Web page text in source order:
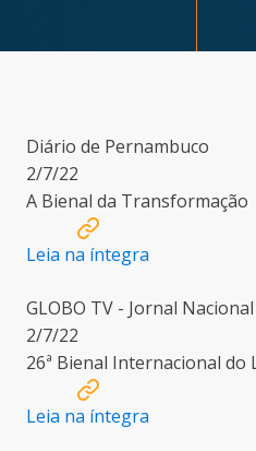
Diário de Pernambuco
2/7/22
A Bienal da Transformação
Leia na íntegra
GLOBO TV - Jornal Nacional
2/7/22
26ª Bienal Internacional do
Leia na íntegra